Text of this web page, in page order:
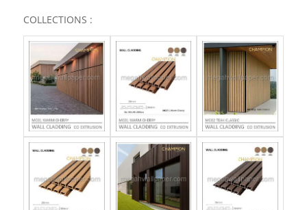
COLLECTIONS :